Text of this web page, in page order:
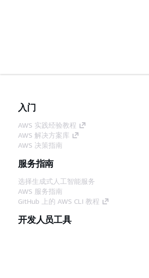
入门
AWS 实践经验教程
AWS 解决方案库
AWS 决策指南
服务指南
选择生成式人工智能服务
AWS 服务指南
GitHub 上的 AWS CLI 教程
开发人员工具